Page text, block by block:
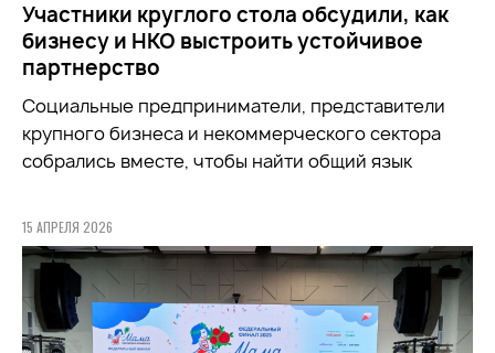
Участники круглого стола обсудили, как
бизнесу и НКО выстроить устойчивое
партнерство
Социальные предприниматели, представители
крупного бизнеса и некоммерческого сектора
собрались вместе, чтобы найти общий язык
15 АПРЕЛЯ 2026